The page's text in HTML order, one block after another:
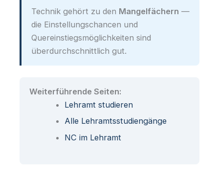
Technik gehört zu den Mangelfächern —
die Einstellungschancen und
Quereinstiegsmöglichkeiten sind
überdurchschnittlich gut.
Weiterführende Seiten:
Lehramt studieren
Alle Lehramtsstudiengänge
NC im Lehramt